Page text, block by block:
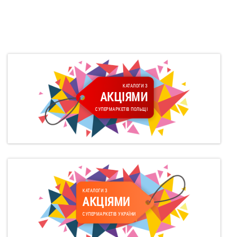
КАТАЛОГИ З
АКЦІЯМИ
СУПЕРМАРКЕТІВ ПОЛЬЩІ
КАТАЛОГИ З
АКЦІЯМИ
СУПЕРМАРКЕТІВ УКРАЇНИ